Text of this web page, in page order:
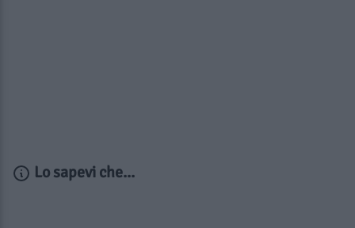
Lo sapevi che...